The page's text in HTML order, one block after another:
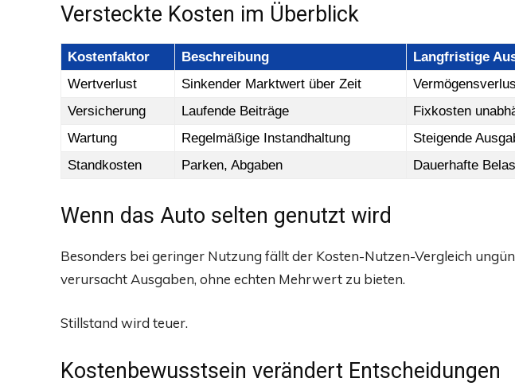
Versteckte Kosten im Überblick
Kostenfaktor Beschreibung
Langfristige
Wertverlust
Sinkender Marktwert über Zeit
Versicherung
Laufende Beiträge
Fixkosten
Wartung
Regelmäßige Instandhaltung
Steigende
Standkosten
Parken, Abgaben Dauerhafte
Wenn das Auto selten genutzt wird
Besonders bei geringer Nutzung fällt der Kosten-Nutzen-Vergleich
verursacht Ausgaben, ohne echten Mehrwert zu bieten.
Stillstand wird teuer.
Kostenbewusstsein verändert Entscheidungen